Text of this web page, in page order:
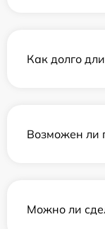
Как долго
Возможен ли
Можно ли